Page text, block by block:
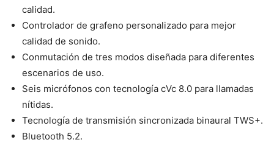
calidad.
Controlador de grafeno personalizado para mejor
calidad de sonido.
Conmutación de tres modos diseñada para diferentes
escenarios de uso.
Seis micrófonos con tecnología cVc 8.0 para llamadas
nítidas.
Tecnología de transmisión sincronizada binaural TWS+.
Bluetooth 5.2.